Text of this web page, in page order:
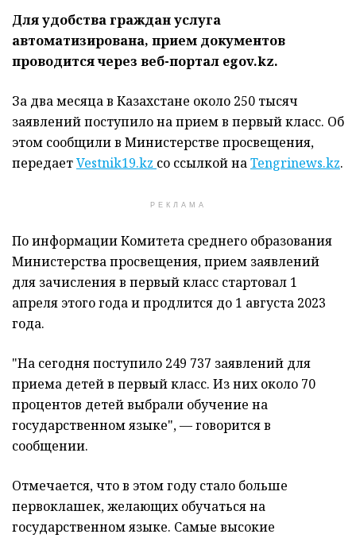
Для удобства граждан услуга
автоматизирована, прием документов
проводится через веб-портал egov.kz.
За два месяца в Казахстане около 250 тысяч
заявлений поступило на прием в первый класс. Об
этом сообщили в Министерстве просвещения,
передаетVestnik19.kz со ссылкой наTengrinews.kz.
РЕКЛАМА
По информации Комитета среднего образования
Министерства просвещения, прием заявлений
для зачисления в первый класс стартовал 1
апреля этого года и продлится до 1 августа 2023
года.
"На сегодня поступило 249 737 заявлений для
приема детей в первый класс. Из них около 70
процентов детей выбрали обучение на
государственном языке", — говорится в
сообщении.
Отмечается, что в этом году стало больше
первоклашек, желающих обучаться на
государственном языке. Самые высокие